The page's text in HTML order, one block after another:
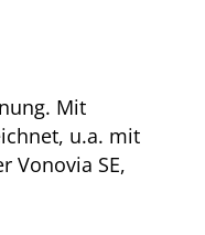
Mit
u.a. mit
Vonovia SE,